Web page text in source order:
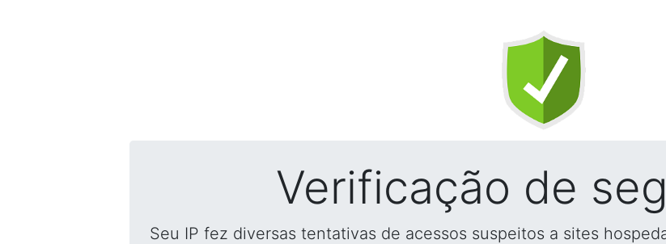
Verificação de
Seu IP fez diversas tentativas de acessos suspeitos a sites